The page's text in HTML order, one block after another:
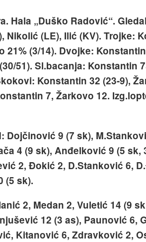
Hala „Duško Radović“.
Nikolić (LE), Ilić (KV). Trojke:
21% (3/14). Dvojke:
51). Sl.bacanja: Konstantin
Konstantin 32 (23-9),
7, Žarkovo 12.
Dojčinović 9 (7 sk),
4 (9 sk), Anđelković 9 (5 sk,
2, Đokić 2, D.Stanković 6,
(5 sk).
2, Medan 2, Vuletić 14 (9
12 (3 as), Paunović 6,
Kitanović 6, Zdravković 2,